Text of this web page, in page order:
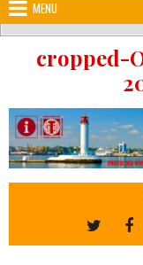
MENU
cropped-